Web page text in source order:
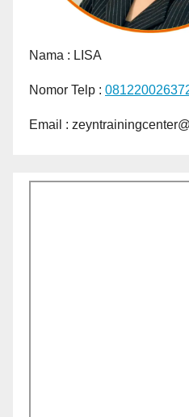
Nama : LISA
Nomor Telp :
Email :